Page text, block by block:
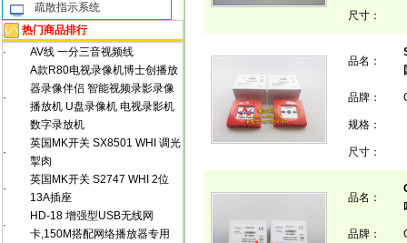
疏散指示系统
热门商品排行
·
AV线 一分三音视频线
·
A款R80电视录像机博士创播放
器录像伴侣 智能视频录影录像
播放机 U盘录像机 电视录影机
数字录放机
·
英国MK开关 SX8501 WHI 调光
掣肉
·
英国MK开关 S2747 WHI 2位
13A插座
·
HD-18 增强型USB无线网
卡,150M搭配网络播放器专用
尺寸：
品名：
品牌：
规格：
尺寸：
品名：
品牌：